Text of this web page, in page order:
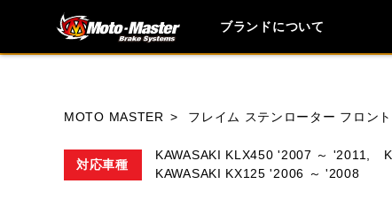
ブランドについて
MOTO MASTER フレイム ステンローター フロン
対応車種
KAWASAKI KLX450 '2007 ～ '2011,
KAWASAKI KX125 '2006 ～ '2008